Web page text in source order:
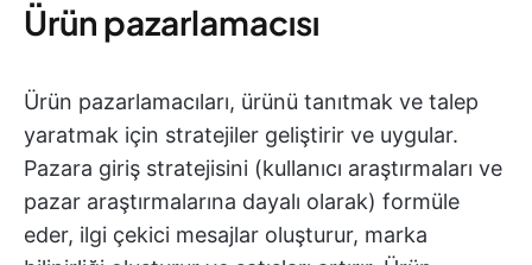
Ürün pazarlamacısı
Ürün pazarlamacıları, ürünü tanıtmak ve talep
yaratmak için stratejiler geliştirir ve uygular.
Pazara giriş stratejisini (kullanıcı araştırmaları ve
pazar araştırmalarına dayalı olarak) formüle
eder, ilgi çekici mesajlar oluşturur, marka